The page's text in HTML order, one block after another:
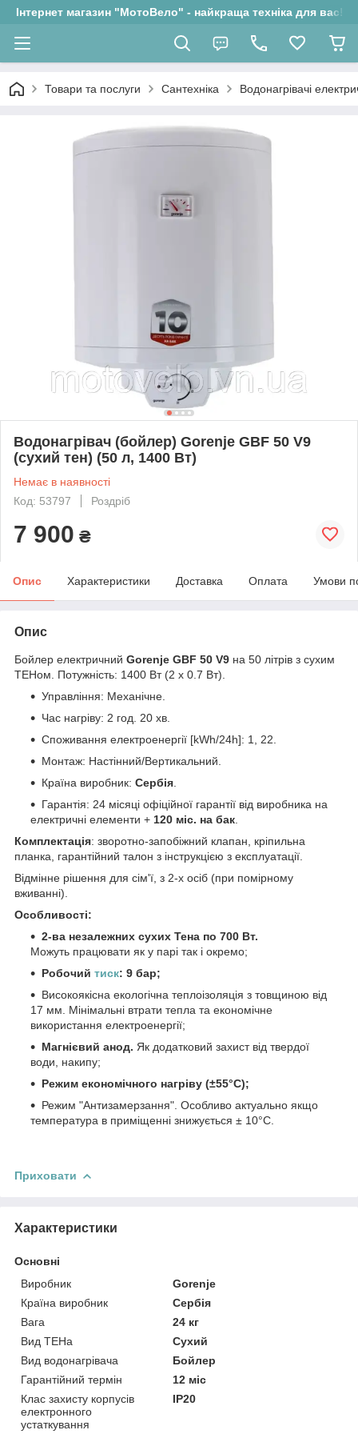
Інтернет магазин "МотоВело" - найкраща техніка для вас!
Товари та послуги Сантехніка Водонагрівачі
Водонагрівач (бойлер) Gorenje GBF 50 V9
(сухий тен) (50 л, 1400 Вт)
Немає в наявності
Код: 53797
Роздріб
7 900 ₴
Опис Характеристики Доставка Оплата Умови
Опис
Бойлер електричний Gorenje GBF 50 V9 на 50 літрів з сухим
ТЕНом. Потужність: 1400 Вт (2 х 0.7 Вт).
Управління: Механічне.
Час нагріву: 2 год. 20 хв.
Споживання електроенергії [kWh/24h]: 1, 22.
Монтаж: Настінний/Вертикальний.
Країна виробник: Сербія
Гарантія: 24 місяці офіційної гарантії від виробника на
електричні елементи + 120 міс. на бак
Комплектація: зворотно-запобіжний клапан, кріпильна
планка, гарантійний талон з інструкцією з експлуатації.
Відмінне рішення для сім'ї, з 2-х осіб (при помірному
вживанні).
Особливості:
2-ва незалежних сухих Тена по 700 Вт.
Можуть працювати як у парі так і окремо;
Робочий тиск: 9 бар;
Високоякісна екологічна теплоізоляція з товщиною від
17 мм. Мінімальні втрати тепла та економічне
використання електроенергії;
Магнієвий анод. Як додатковий захист від твердої
води, накипу;
Режим економічного нагріву (±55°C);
Режим "Антизамерзання". Особливо актуально якщо
температура в приміщенні знижується ± 10°C.
Приховати
Характеристики
Основні
Виробник
Gorenje
Країна виробник
Сербія
Вага
24 кг
Вид ТЕНа
Сухий
Вид водонагрівача
Бойлер
Гарантійний термін
12 міс
Клас захисту корпусів
електронного
устаткування
IP20